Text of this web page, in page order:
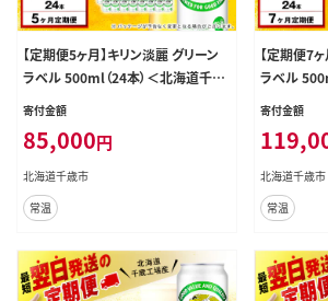
【定期便5ヶ月】キリン淡麗 グリーン
ラベル 500ml（24本）＜北海道千歳
工場産＞
寄付金額
85,000円
北海道千歳市
常温
【定期便7
ラベル
工場産＞
寄付金額
北海道千歳市
常温